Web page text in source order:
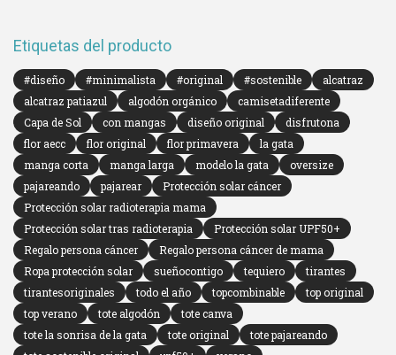
Etiquetas del producto
#diseño #minimalista #original #sostenible
alcatraz
alcatraz patiazul
algodón orgánico
camisetadiferente
Capa de Sol
con mangas diseño original
disfrutona
flor aecc
flor original flor primavera
la gata
manga corta
manga larga modelo la gata
oversize
pajareando
pajarear
Protección solar cáncer
Protección solar radioterapia mama
Protección solar tras radioterapia
Protección solar UPF50+
Regalo persona cáncer
Regalo persona cáncer de mama
Ropa protección solar
sueñocontigo tequiero
tirantes
tirantesoriginales
todo el año topcombinable
top original
top verano
tote algodón
tote canva
tote la sonrisa de la gata
tote original
tote pajareando